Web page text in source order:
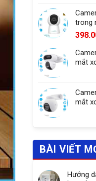
trong
mắt
mắt
BÀI VIẾT
Hướng